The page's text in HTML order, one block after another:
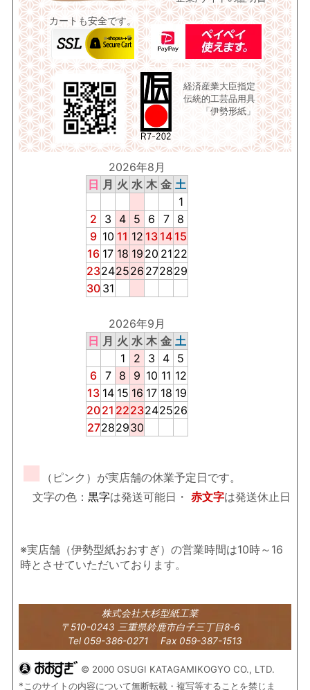
カートも安全です。
経済産業大臣指定
伝統的工芸品用具
「伊勢形紙」
2026年8月
日 月 火 水 木 金 土
1
2
3 4 5 6 7
8
9 10 11 12 13 14 15
16 17 18 19 20 21 22
23242526 272829
30 31
2026年9月
日 月 火 水 木 金 土
1
2 3 4 5
6 7 8 9 10 11 12
13 14 15 16 17 18 19
2021 2223242526
27282930
■
（ピンク）が実店舗の休業予定日です。
文字の色： 黒字は発送可能日・ 赤文字は発送休止日
※実店舗（伊勢型紙おおすぎ）の営業時間は10時～16
時とさせていただいております。
株式会社大杉型紙工業
〒510-0243 三重県鈴鹿市白子三丁目8-6
Tel 059-386-0271 Fax 059-387-1513
© 2000 OSUGI KATAGAMIKOGYO CO., LTD.
*このサイトの内容について無断転載・複写等することを禁じま